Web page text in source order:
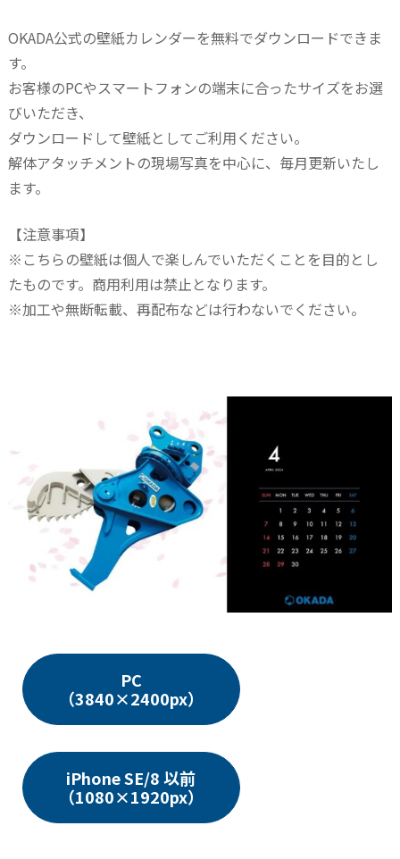
OKADA公式の壁紙カレンダーを無料でダウンロードできま
す。
お客様のPCやスマートフォンの端末に合ったサイズをお選
びいただき、
ダウンロードして壁紙としてご利用ください。
解体アタッチメントの現場写真を中心に、毎月更新いたし
ます。
【注意事項】
※こちらの壁紙は個人で楽しんでいただくことを目的とし
たものです。商用利用は禁止となります。
※加工や無断転載、再配布などは行わないでください。
PC
（3840×2400px）
iPhone SE/8 以前
（1080×1920px）